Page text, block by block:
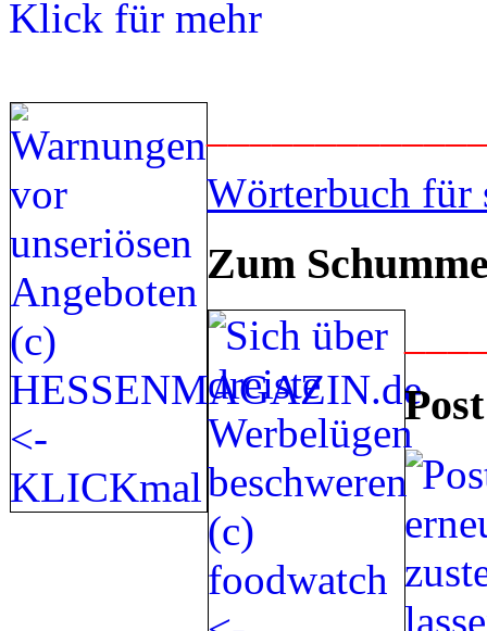
Wörterbuch
Zum